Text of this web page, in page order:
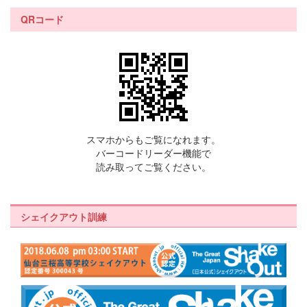
QRコード
スマホからもご覧になれます。
バーコードリーダー機能で
読み取ってご覧ください。
シェイクアウト訓練